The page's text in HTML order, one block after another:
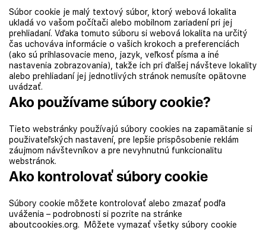
Súbor cookie je malý textový súbor, ktorý webová lokalita
ukladá vo vašom počítači alebo mobilnom zariadení pri jej
prehliadaní. Vďaka tomuto súboru si webová lokalita na určitý
čas uchováva informácie o vašich krokoch a preferenciách
(ako sú prihlasovacie meno, jazyk, veľkosť písma a iné
nastavenia zobrazovania), takže ich pri ďalšej návšteve lokality
alebo prehliadaní jej jednotlivých stránok nemusíte opätovne
uvádzať.
Ako používame súbory cookie?
Tieto webstránky používajú súbory cookies na zapamätanie si
použivateľských nastavení, pre lepšie prispôsobenie reklám
záujmom návštevníkov a pre nevyhnutnú funkcionalitu
webstránok.
Ako kontrolovať súbory cookie
Súbory cookie môžete kontrolovať alebo zmazať podľa
uváženia – podrobnosti si pozrite na stránke
aboutcookies.org. Môžete vymazať všetky súbory cookie